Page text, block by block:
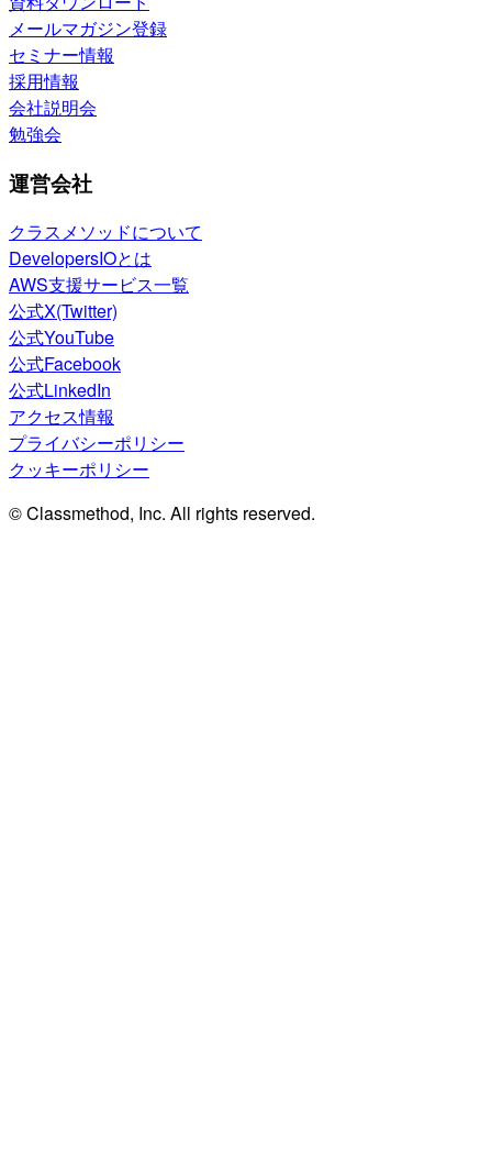
メールマガジン登録
セミナー情報
採用情報
会社説明会
勉強会
運営会社
クラスメソッドについて
DevelopersIOとは
AWS支援サービス一覧
公式X(Twitter)
公式YouTube
公式Facebook
公式LinkedIn
アクセス情報
プライバシーポリシー
クッキーポリシー
© Classmethod, Inc. All rights reserved.